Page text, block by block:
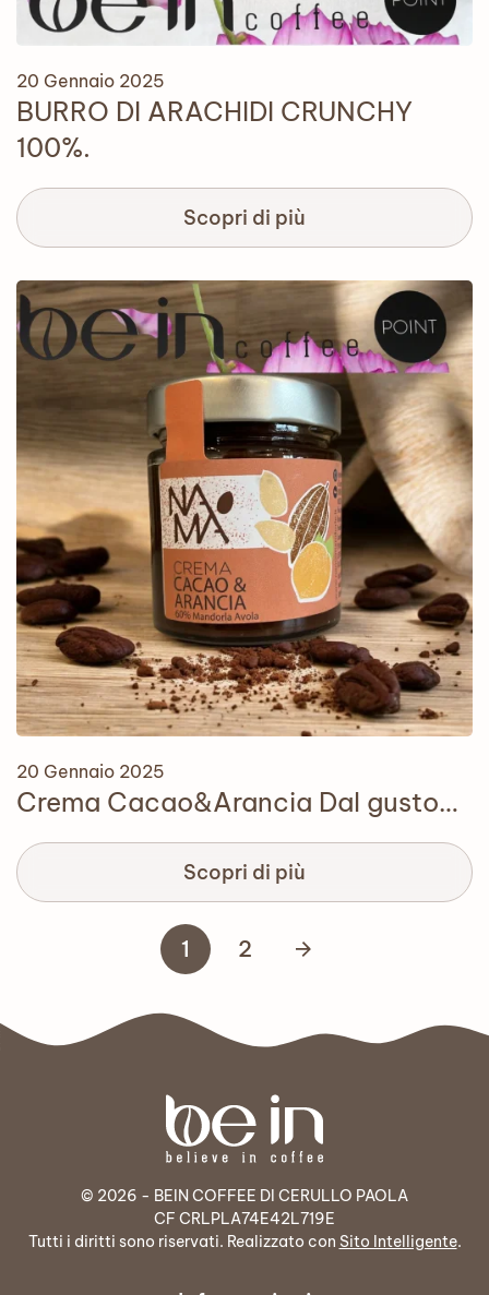
20 Gennaio 2025
BURRO DI ARACHIDI CRUNCHY
100%.
Scopri di più
20 Gennaio 2025
Crema Cacao&Arancia Dal gusto…
Scopri di più
1 2
© 2026 - BEIN COFFEE DI CERULLO PAOLA
CF CRLPLA74E42L719E
Tutti i diritti sono riservati. Realizzato con Sito Intelligente.